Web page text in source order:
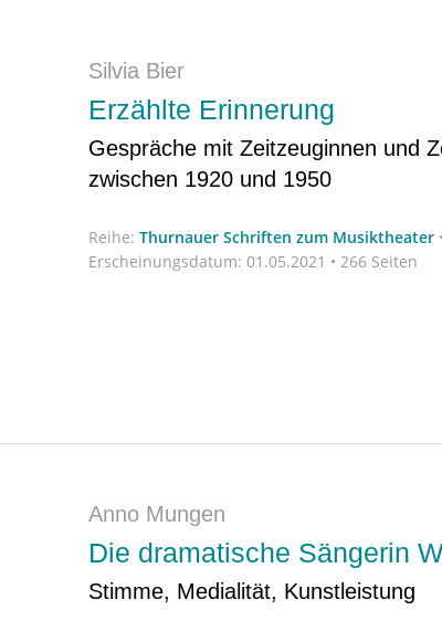
Silvia Bier
Erzählte Erinnerung
Gespräche mit Zeitzeuginnen und
zwischen 1920 und 1950
Reihe: Thurnauer Schriften zum Musiktheater •
Erscheinungsdatum: 01.05.2021 • 266 Seiten
Anno Mungen
Die dramatische Sängerin
Stimme, Medialität, Kunstleistung